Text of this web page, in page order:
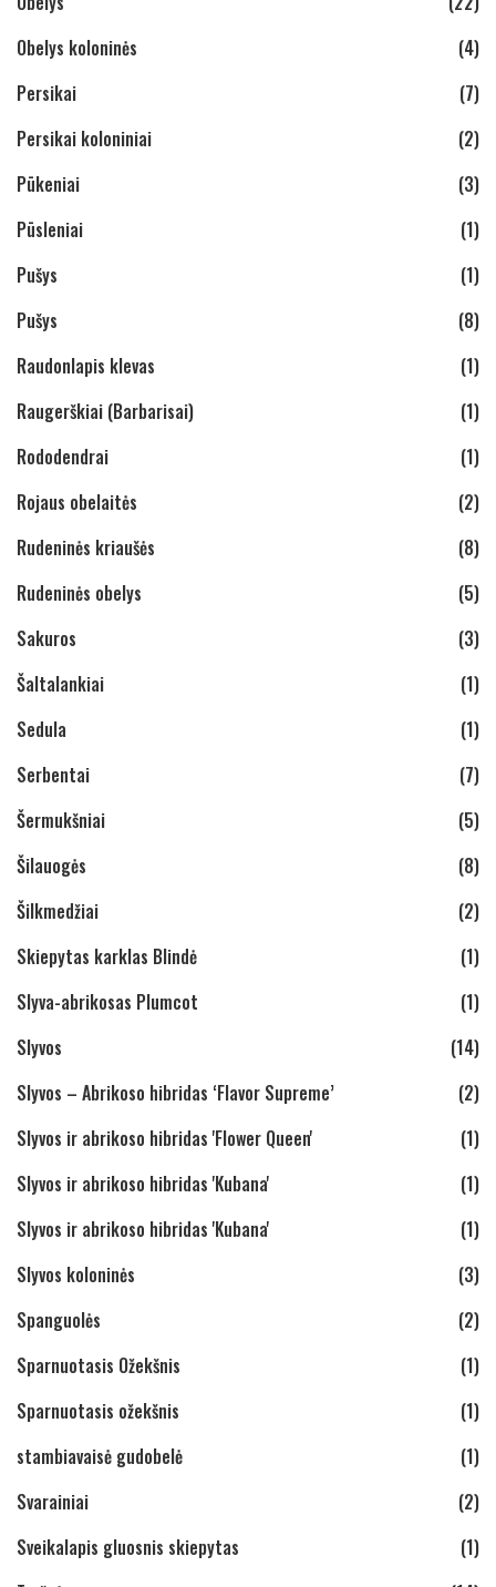
Obelys koloninės
(4)
Persikai
(7)
Persikai koloniniai
(2)
Pūkeniai
(3)
Pūsleniai
(1)
Pušys
(1)
Pušys
(8)
Raudonlapis klevas
(1)
Raugerškiai (Barbarisai)
(1)
Rododendrai
(1)
Rojaus obelaitės
(2)
Rudeninės kriaušės
(8)
Rudeninės obelys
(5)
Sakuros
(3)
Šaltalankiai
(1)
Sedula
(1)
Serbentai
(7)
Šermukšniai
(5)
Šilauogės
(8)
Šilkmedžiai
(2)
Skiepytas karklas Blindė
(1)
Slyva-abrikosas Plumcot
(1)
Slyvos
(14)
Slyvos – Abrikoso hibridas ‘Flavor Supreme’
(2)
Slyvos ir abrikoso hibridas 'Flower Queen'
(1)
Slyvos ir abrikoso hibridas 'Kubana'
(1)
Slyvos ir abrikoso hibridas 'Kubana'
(1)
Slyvos koloninės
(3)
Spanguolės
(2)
Sparnuotasis Ožekšnis
(1)
Sparnuotasis ožekšnis
(1)
stambiavaisė gudobelė
(1)
Svarainiai
(2)
Sveikalapis gluosnis skiepytas
(1)